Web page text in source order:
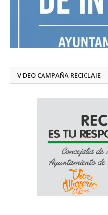
VÍDEO CAMPAÑA RECICLAJE